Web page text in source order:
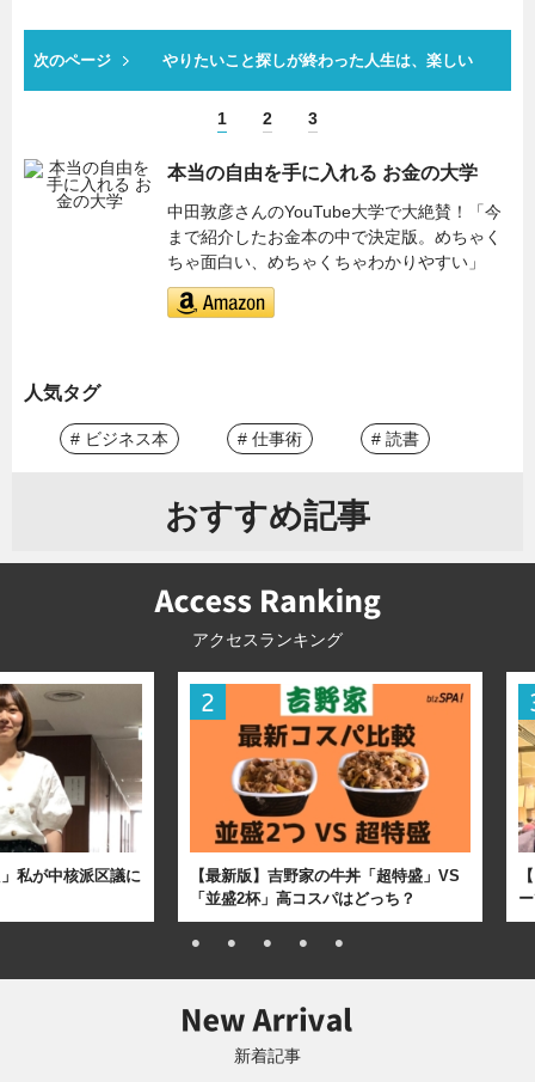
次のページ やりたいこと探しが終わった人生は、楽しい
1 2 3
本当の自由を手に入れる お金の大学
中田敦彦さんのYouTube大学で大絶賛！「今
まで紹介したお金本の中で決定版。めちゃく
ちゃ面白い、めちゃくちゃわかりやすい」
人気タグ
# ビジネス本 # 仕事術 # 読書
おすすめ記事
アクセスランキング
私が中核派区議に
【最新版】吉野家の牛丼「超特盛」VS
「並盛2杯」高コスパはどっち？
新着記事